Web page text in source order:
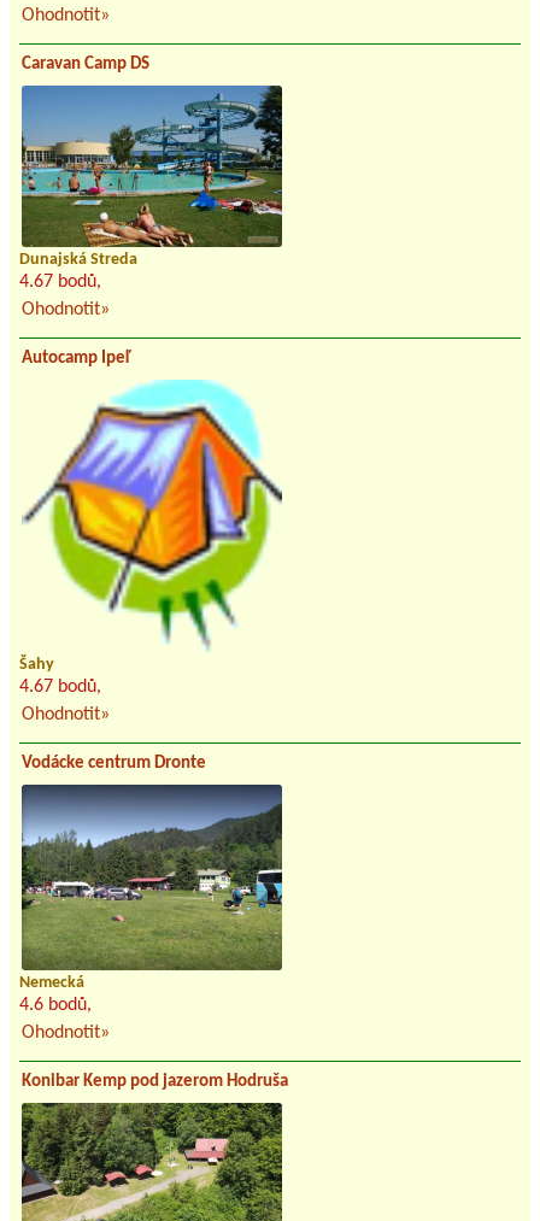
Ohodnotit»
Caravan Camp DS
Dunajská Streda
4.67 bodů,
Ohodnotit»
Autocamp Ipeľ
Šahy
4.67 bodů,
Ohodnotit»
Vodácke centrum Dronte
Nemecká
4.6 bodů,
Ohodnotit»
Konibar Kemp pod jazerom Hodruša